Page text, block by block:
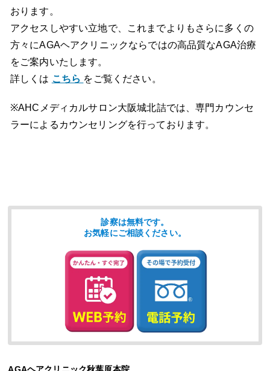
おります。
アクセスしやすい立地で、これまでよりもさらに多くの
方々にAGAヘアクリニックならではの高品質なAGA治療
をご案内いたします。
詳しくは こちら をご覧ください。
※AHCメディカルサロン大阪城北詰では、専門カウンセ
ラーによるカウンセリングを行っております。
診察は無料です。
お気軽にご相談ください。